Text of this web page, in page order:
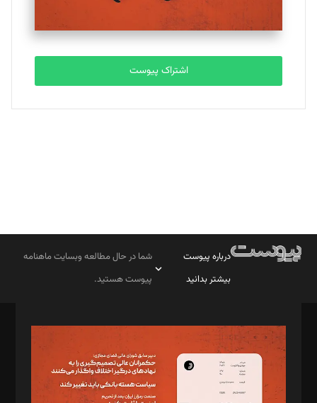
مصطفی مسجدی آرانی
تحریریه
بابک نقاش
تحریریه
اشتراک پیوست
درباره پیوست
بیشتر بدانید
شما در حال مطالعه وبسایت ماهنامه
پیوست هستید.
مدیر مسئول: محمدباقر اثنی‌عشری
سردبیر: مهرک محمودی
دبیر تحریریه: میثم قاسمی
د‌بیر ناداستان: سمانه سمیع